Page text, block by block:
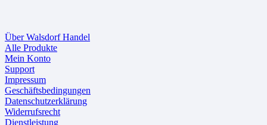
Über Walsdorf Handel
Alle Produkte
Mein Konto
Support
Impressum
Geschäftsbedingungen
Datenschutzerklärung
Widerrufsrecht
Dienstleistung